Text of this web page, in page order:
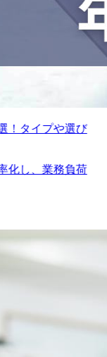
！タイプや選び
化し、業務負荷